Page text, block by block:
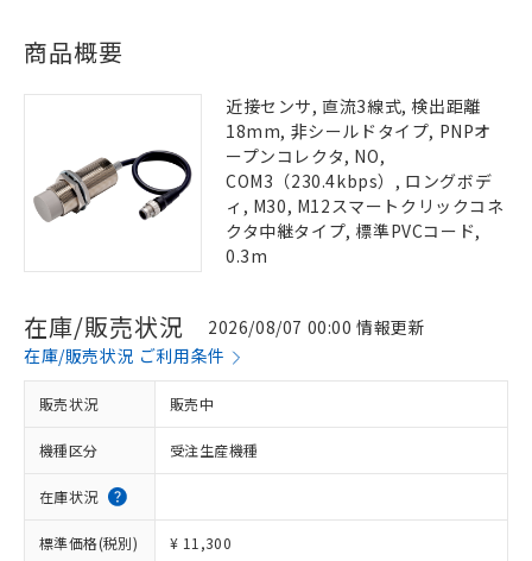
商品概要
近接センサ, 直流3線式, 検出距離
18mm, 非シールドタイプ, PNPオ
ープンコレクタ, NO,
COM3（230.4kbps）, ロングボデ
ィ, M30, M12スマートクリックコネ
クタ中継タイプ, 標準PVCコード,
0.3m
在庫/販売状況
2026/08/07 00:00 情報更新
在庫/販売状況 ご利用条件
販売状況 販売中
機種区分 受注生産機種
在庫状況
標準価格(税別) ¥ 11,300